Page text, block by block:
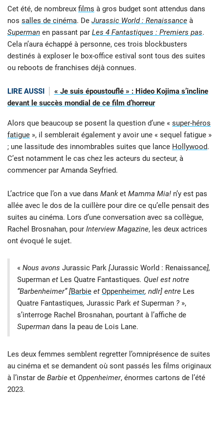
Cet été, de nombreux films à gros budget sont attendus dans
nos salles de cinéma. De Jurassic World : Renaissance à
Superman en passant par Les 4 Fantastiques : Premiers pas.
Cela n’aura échappé à personne, ces trois blockbusters
destinés à exploser le box-office estival sont tous des suites
ou reboots de franchises déjà connues.
LIRE AUSSI
« Je suis époustouflé » : Hideo Kojima s’incline
devant le succès mondial de ce film d’horreur
Alors que beaucoup se posent la question d’une « super-héros
fatigue », il semblerait également y avoir une « sequel fatigue »
; une lassitude des innombrables suites que lance Hollywood.
C’est notamment le cas chez les acteurs du secteur, à
commencer par Amanda Seyfried.
L’actrice que l’on a vue dans Manket Mamma Mia! n’y est pas
allée avec le dos de la cuillère pour dire ce qu’elle pensait des
suites au cinéma. Lors d’une conversation avec sa collègue,
Rachel Brosnahan, pour Interview Magazine, les deux actrices
ont évoqué le sujet.
« Nous avons Jurassic Park [Jurassic World : Renaissance],
Superman et Les Quatre Fantastiques. Quel est notre
“Barbenheimer” [Barbie et Oppenheimer, ndlr] entre Les
Quatre Fantastiques, Jurassic Park et Superman ? »,
s’interroge Rachel Brosnahan, pourtant à l’affiche de
Superman dans la peau de Lois Lane.
Les deux femmes semblent regretter l’omniprésence de suites
au cinéma et se demandent où sont passés les films originaux
à l’instar de Barbie et Oppenheimer, énormes cartons de l’été
2023.